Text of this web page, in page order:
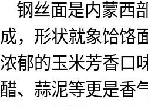
钢丝面是内蒙西
成，形状就象饸饹
浓郁的玉米芳香口
醋、蒜泥等更是香